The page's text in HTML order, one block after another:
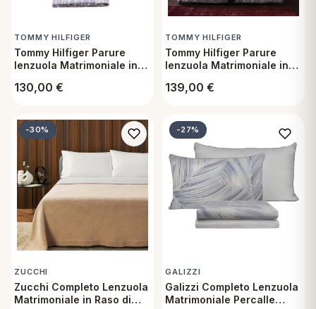
TOMMY HILFIGER
Tommy Hilfiger Parure
lenzuola Matrimoniale in
130,00 €
TOMMY HILFIGER
Tommy Hilfiger Parure
lenzuola Matrimoniale in
Clark
139,00 €
-30%
ZUCCHI
Zucchi Completo Lenzuola
Matrimoniale in Raso di
-27%
GALIZZI
Galizzi Completo Lenzuola
Matrimoniale Percalle